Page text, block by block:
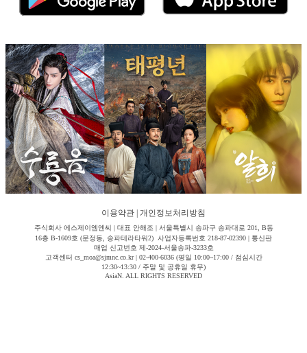
이용약관 개인정보처리방침
주식회사 에스제이엠엔씨 | 대표 안해조 | 서울특별시 송파구 송파대로 201, B동
16층 B-1609호 (문정동, 송파테라타워2) 사업자등록번호 218-87-02390 | 통신판
매업 신고번호 제-2024-서울송파-3233호
고객센터 cs_moa@sjmnc.co.kr | 02-400-6036 (평일 10:00~17:00 / 점심시간
12:30~13:30 / 주말 및 공휴일 휴무)
AsiaN. ALL RIGHTS RESERVED